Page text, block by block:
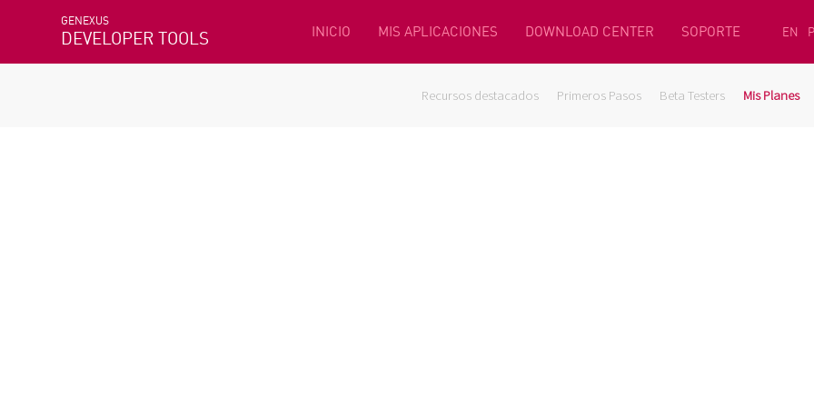
GENEXUS
DEVELOPER TOOLS INICIO MIS APLICACIONES DOWNLOAD CENTER SOPORTE EN
Recursos destacados Primeros Pasos Beta Testers Mis Planes